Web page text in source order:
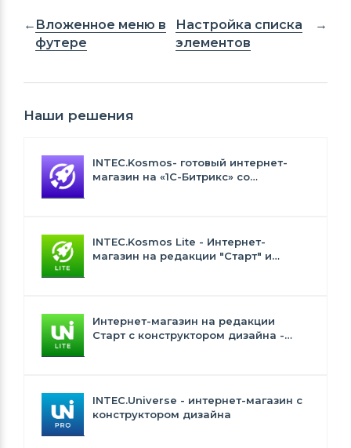
Вложенное меню в
футере
Настройка списка
элементов
Наши решения
INTEC.Kosmos- готовый интернет-
магазин на «1С-Битрикс» со
INTEC.Kosmos Lite - Интернет-
магазин на редакции "Старт" и
Интернет-магазин на редакции
Старт с конструктором дизайна -
INTEC.Universe - интернет-магазин с
конструктором дизайна